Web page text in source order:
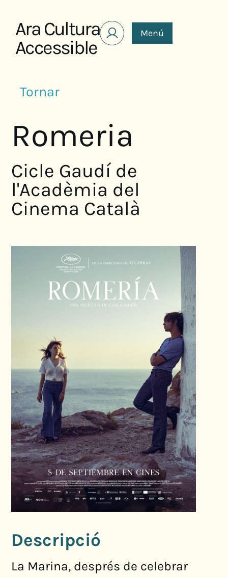
Ara Cultura
Accessible
Menú
Tornar
Romeria
Cicle Gaudí de
l'Acadèmia del
Cinema Català
Descripció
La Marina, després de celebrar